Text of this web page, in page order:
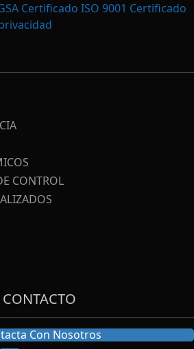
Certificado ISO 9001 Certificado
CONTROL
Con Nosotros